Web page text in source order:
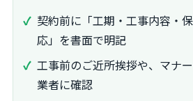
契約前に「工期・工事内容・
応」を書面で明記
工事前のご近所挨拶や、マナ
業者に確認